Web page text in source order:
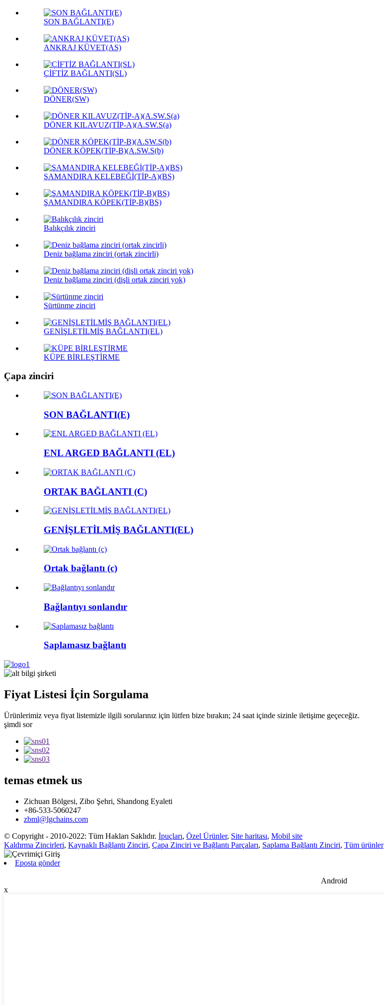
SON BAĞLANTI(E)
ANKRAJ KÜVET(AS)
ÇİFTİZ BAĞLANTI(SL)
DÖNER(SW)
DÖNER KILAVUZ(TİP-A)(A.SW.S(a)
DÖNER KÖPEK(TİP-B)(A.SW.S(b)
ŞAMANDIRA KELEBEĞİ(TİP-A)(BS)
ŞAMANDIRA KÖPEK(TİP-B)(BS)
Balıkçılık zinciri
Deniz bağlama zinciri (ortak zincirli)
Deniz bağlama zinciri (dişli ortak zinciri yok)
Sürtünme zinciri
GENİŞLETİLMİŞ BAĞLANTI(EL)
KÜPE BİRLEŞTİRME
Çapa zinciri
SON BAĞLANTI(E)
ENL ARGED BAĞLANTI (EL)
ORTAK BAĞLANTI (C)
GENİŞLETİLMİŞ BAĞLANTI(EL)
Ortak bağlantı (c)
Bağlantıyı sonlandır
Saplamasız bağlantı
Fiyat Listesi İçin Sorgulama
Ürünlerimiz veya fiyat listemizle ilgili sorularınız için lütfen bize bırakın; 24 saat içinde sizinle iletişime geçeceğiz.
şimdi sor
temas etmek us
Zichuan Bölgesi, Zibo Şehri, Shandong Eyaleti
+86-533-5060247
zbml@lgchains.com
© Copyright - 2010-2022: Tüm Hakları Saklıdır. İpuçları, Özel Ürünler, Site haritası, Mobil site
Kaldırma Zincirleri, Kaynaklı Bağlantı Zinciri, Çapa Zinciri ve Bağlantı Parçaları, Saplama Bağlantı Zinciri, Tüm ürünler
Eposta gönder
Android
x